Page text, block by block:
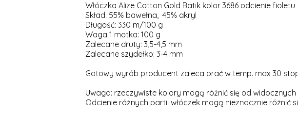
Włóczka Alize Cotton Gold Batik kolor 3686 odcienie fioletu
Skład: 55% bawełna, 45% akryl
Długość: 330 m/100 g
Waga 1 motka: 100 g
Zalecane druty: 3,5-4,5 mm
Zalecane szydełko: 3-4 mm
Gotowy wyrób producent zaleca prać w temp. max 30
Uwaga: rzeczywiste kolory mogą różnić się od
Odcienie różnych partii włóczek mogą nieznacznie